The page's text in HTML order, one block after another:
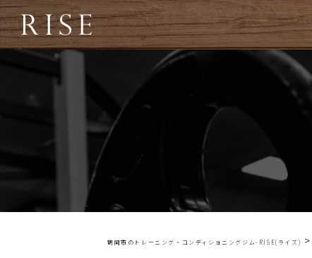
鶴岡市のトレーニング・コンディショニングジム-RISE(ライズ) >